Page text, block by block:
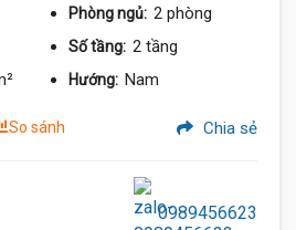
Phòng ngủ: 2 phòng
Số tầng: 2 tầng
Hướng: Nam
So sánh Chia sẻ
0989456623